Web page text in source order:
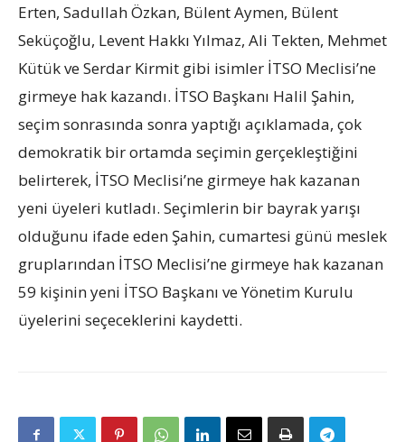
Erten, Sadullah Özkan, Bülent Aymen, Bülent
Seküçoğlu, Levent Hakkı Yılmaz, Ali Tekten, Mehmet
Kütük ve Serdar Kirmit gibi isimler İTSO Meclisi’ne
girmeye hak kazandı. İTSO Başkanı Halil Şahin,
seçim sonrasında sonra yaptığı açıklamada, çok
demokratik bir ortamda seçimin gerçekleştiğini
belirterek, İTSO Meclisi’ne girmeye hak kazanan
yeni üyeleri kutladı. Seçimlerin bir bayrak yarışı
olduğunu ifade eden Şahin, cumartesi günü meslek
gruplarından İTSO Meclisi’ne girmeye hak kazanan
59 kişinin yeni İTSO Başkanı ve Yönetim Kurulu
üyelerini seçeceklerini kaydetti.